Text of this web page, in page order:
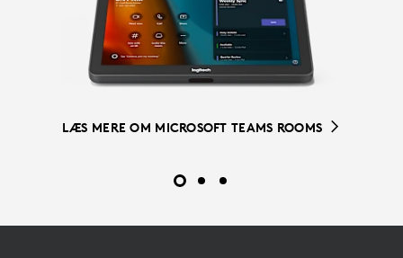
LÆS MERE OM MICROSOFT TEAMS ROOMS
FÅ MERE AT VIDE OM ROOM-LØSNINGER TIL GOOGLE